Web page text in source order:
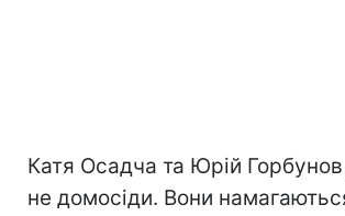
Катя Осадча та Юрій
не домосіди. Вони